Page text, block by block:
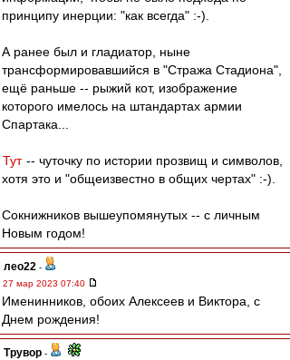
принципу инерции: "как всегда" :-).
А ранее был и гладиатор, ныне
трансформировавшийся в "Стража Стадиона",
ещё раньше -- рыжий кот, изображение
которого имелось на штандартах армии
Спартака...
Тут -- чуточку по истории прозвищ и символов,
хотя это и "общеизвестно в общих чертах" :-).
Сокнижников вышеупомянутых -- с личным
Новым годом!
лео22 -
27 мар 2023 07:40
Именинников, обоих Алексеев и Виктора, с
Днем рождения!
Трувор -